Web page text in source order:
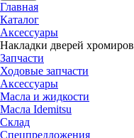
Главная
Каталог
Аксессуары
Накладки дверей
Запчасти
Ходовые запчасти
Аксессуары
Масла и жидкости
Масла Idemitsu
Склад
Спецпредложения